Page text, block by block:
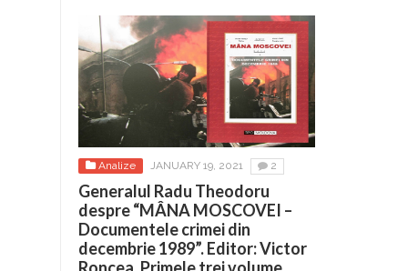
Analize JANUARY 19, 2021 2
Generalul Radu Theodoru
despre “MÂNA MOSCOVEI –
Documentele crimei din
decembrie 1989”. Editor: Victor